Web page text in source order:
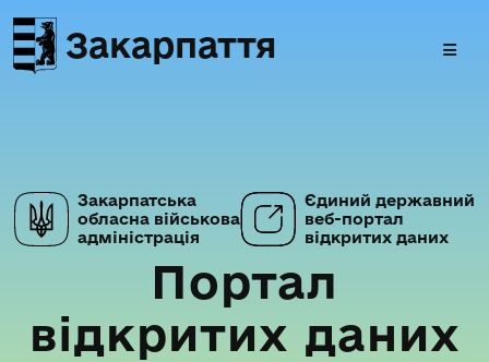
Закарпаття
Закарпатська
обласна військова
адміністрація
Єдиний державний
веб-портал
відкритих даних
Портал
відкритих даних